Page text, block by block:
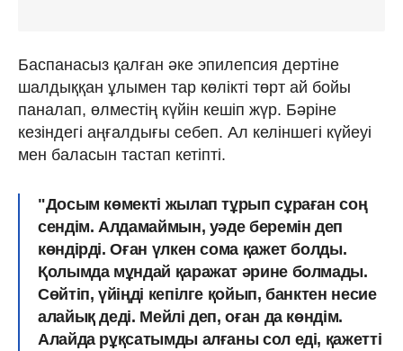
Баспанасыз қалған әке эпилепсия дертіне
шалдыққан ұлымен тар көлікті төрт ай бойы
паналап, өлместің күйін кешіп жүр. Бәріне
кезіндегі аңғалдығы себеп. Ал келіншегі күйеуі
мен баласын тастап кетіпті.
"Досым көмекті жылап тұрып сұраған соң
сендім. Алдамаймын, уәде беремін деп
көндірді. Оған үлкен сома қажет болды.
Қолымда мұндай қаражат әрине болмады.
Сөйтіп, үйіңді кепілге қойып, банктен несие
алайық деді. Мейлі деп, оған да көндім.
Алайда рұқсатымды алғаны сол еді, қажетті